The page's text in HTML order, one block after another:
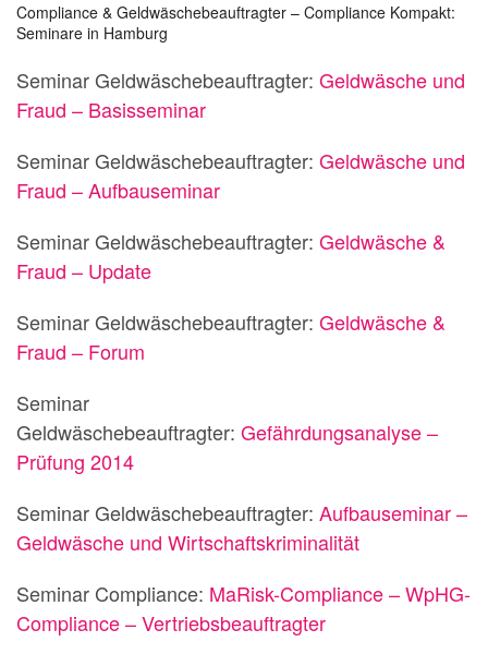
Compliance & Geldwäschebeauftragter – Compliance Kompakt:
Seminare in Hamburg
Seminar Geldwäschebeauftragter: Geldwäsche und
Fraud – Basisseminar
Seminar Geldwäschebeauftragter: Geldwäsche und
Fraud – Aufbauseminar
Seminar Geldwäschebeauftragter: Geldwäsche &
Fraud – Update
Seminar Geldwäschebeauftragter: Geldwäsche &
Fraud – Forum
Seminar
Geldwäschebeauftragter: Gefährdungsanalyse –
Prüfung 2014
Seminar Geldwäschebeauftragter: Aufbauseminar –
Geldwäsche und Wirtschaftskriminalität
Seminar Compliance: MaRisk-Compliance – WpHG-
Compliance – Vertriebsbeauftragter